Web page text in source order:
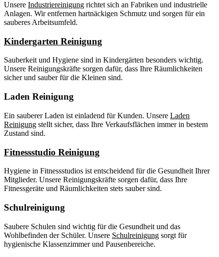
Unsere Industriereinigung richtet sich an Fabriken und industrielle
Anlagen. Wir entfernen hartnäckigen Schmutz und sorgen für ein
sauberes Arbeitsumfeld.
Kindergarten Reinigung
Sauberkeit und Hygiene sind in Kindergärten besonders wichtig.
Unsere Reinigungskräfte sorgen dafür, dass Ihre Räumlichkeiten
sicher und sauber für die Kleinen sind.
Laden Reinigung
Ein sauberer Laden ist einladend für Kunden. Unsere Laden
Reinigung stellt sicher, dass Ihre Verkaufsflächen immer in bestem
Zustand sind.
Fitnessstudio Reinigung
Hygiene in Fitnessstudios ist entscheidend für die Gesundheit Ihrer
Mitglieder. Unsere Reinigungskräfte sorgen dafür, dass Ihre
Fitnessgeräte und Räumlichkeiten stets sauber sind.
Schulreinigung
Saubere Schulen sind wichtig für die Gesundheit und das
Wohlbefinden der Schüler. Unsere Schulreinigung sorgt für
hygienische Klassenzimmer und Pausenbereiche.